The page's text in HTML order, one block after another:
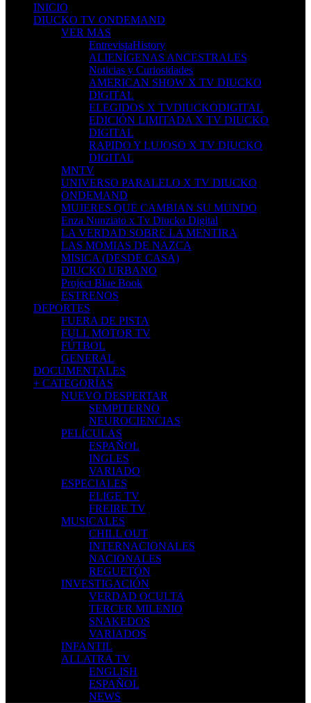
INICIO
DIUCKO TV ONDEMAND
VER MAS
EntrevistaHistory
ALIENÍGENAS ANCESTRALES
Noticias y Curiosidades
AMERICAN SHOW X TV DIUCKO
DIGITAL
ELEGIDOS X TVDIUCKODIGITAL
EDICIÓN LIMITADA X TV DIUCKO
DIGITAL
RAPIDO Y LUJOSO X TV DIUCKO
DIGITAL
MNTV
UNIVERSO PARALELO X TV DIUCKO
ONDEMAND
MUJERES QUE CAMBIAN SU MUNDO
Enza Nunziato x Tv Diucko Digital
LA VERDAD SOBRE LA MENTIRA
LAS MOMIAS DE NAZCA
MISICA (DESDE CASA)
DIUCKO URBANO
Project Blue Book
ESTRENOS
DEPORTES
FUERA DE PISTA
FULL MOTOR TV
FÚTBOL
GENERAL
DOCUMENTALES
+ CATEGORÍAS
NUEVO DESPERTAR
SEMPITERNO
NEUROCIENCIAS
PELÍCULAS
ESPAÑOL
INGLES
VARIADO
ESPECIALES
ELIGE TV
FREIRE TV
MUSICALES
CHILL OUT
INTERNACIONALES
NACIONALES
REGUETÓN
INVESTIGACIÓN
VERDAD OCULTA
TERCER MILENIO
SNAKEDOS
VARIADOS
INFANTIL
ALLATRA TV
ENGLISH
ESPAÑOL
NEWS